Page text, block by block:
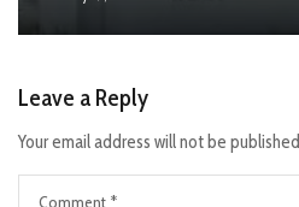
Leave a Reply
Your email address will not be